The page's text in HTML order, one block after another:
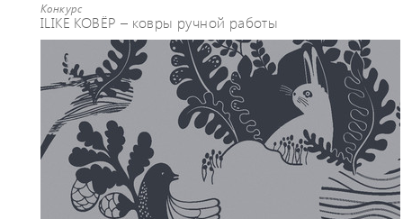
Конкурс
ILIKE КОВЁР – ковры ручной работы